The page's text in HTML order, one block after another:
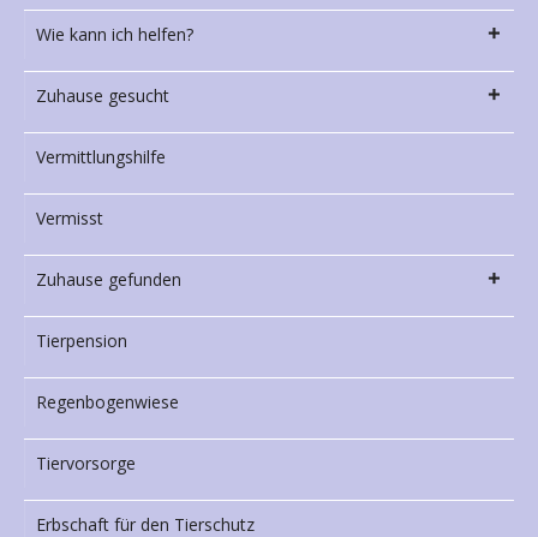
Wie kann ich helfen?
Zuhause gesucht
Vermittlungshilfe
Vermisst
Zuhause gefunden
Tierpension
Regenbogenwiese
Tiervorsorge
Erbschaft für den Tierschutz